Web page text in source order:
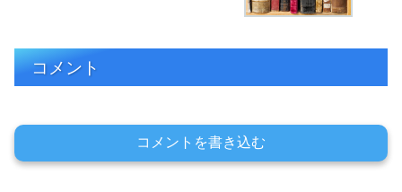
コメント
コメントを書き込む